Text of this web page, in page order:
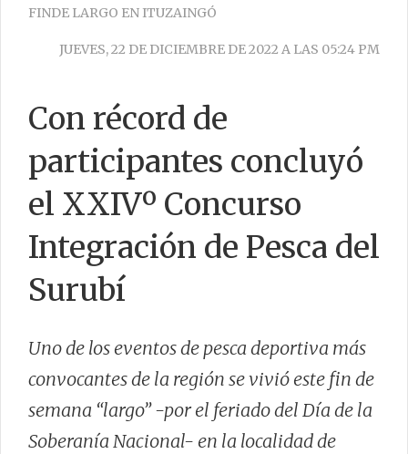
PRESTACIONES
DATOS ÚTILES
CONTACTO
FINDE LARGO EN ITUZAINGÓ
JUEVES, 22 DE DICIEMBRE DE 2022 A LAS 05:24 PM
Con récord de
participantes concluyó
el XXIVº Concurso
Integración de Pesca del
Surubí
Uno de los eventos de pesca deportiva más
convocantes de la región se vivió este fin de
semana “largo” -por el feriado del Día de la
Soberanía Nacional- en la localidad de